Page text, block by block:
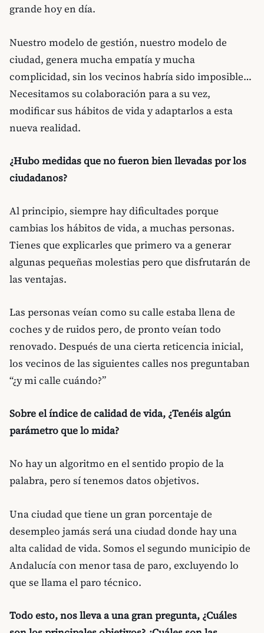
grande hoy en día.
Nuestro modelo de gestión, nuestro modelo de
ciudad, genera mucha empatía y mucha
complicidad, sin los vecinos habría sido imposible…
Necesitamos su colaboración para a su vez,
modificar sus hábitos de vida y adaptarlos a esta
nueva realidad.
¿Hubo medidas que no fueron bien llevadas por los
ciudadanos?
Al principio, siempre hay dificultades porque
cambias los hábitos de vida, a muchas personas.
Tienes que explicarles que primero va a generar
algunas pequeñas molestias pero que disfrutarán de
las ventajas.
Las personas veían como su calle estaba llena de
coches y de ruidos pero, de pronto veían todo
renovado. Después de una cierta reticencia inicial,
los vecinos de las siguientes calles nos preguntaban
“¿y mi calle cuándo?”
Sobre el índice de calidad de vida, ¿Tenéis algún
parámetro que lo mida?
No hay un algoritmo en el sentido propio de la
palabra, pero sí tenemos datos objetivos.
Una ciudad que tiene un gran porcentaje de
desempleo jamás será una ciudad donde hay una
alta calidad de vida. Somos el segundo municipio de
Andalucía con menor tasa de paro, excluyendo lo
que se llama el paro técnico.
Todo esto, nos lleva a una gran pregunta, ¿Cuáles